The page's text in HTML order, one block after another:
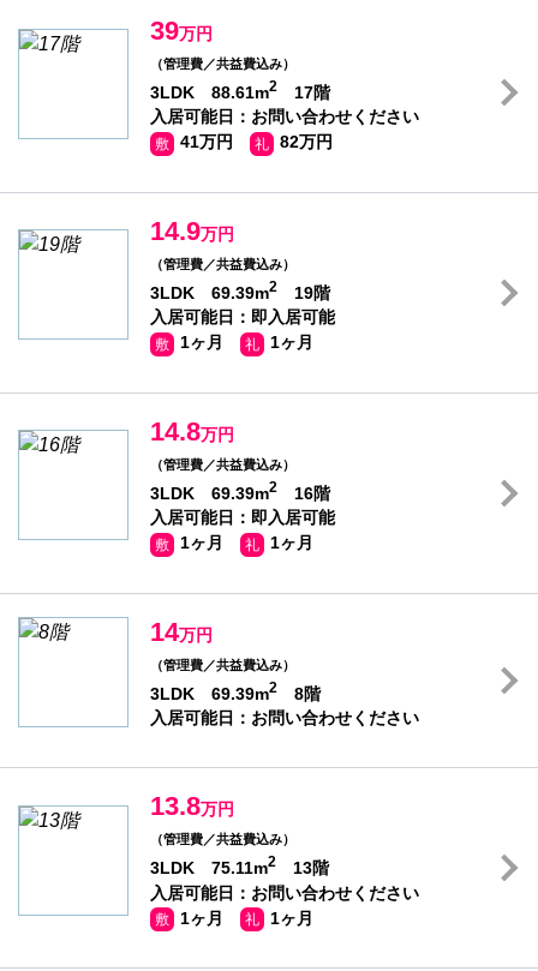
39万円
（管理費／共益費込み）
3LDK 88.61m2
17階
入居可能日：お問い合わせください
敷 41万円 礼 82万円
14.9万円
（管理費／共益費込み）
3LDK 69.39m2
19階
入居可能日：即入居可能
敷 1ヶ月 礼 1ヶ月
14.8万円
（管理費／共益費込み）
3LDK 69.39m2
16階
入居可能日：即入居可能
敷 1ヶ月 礼 1ヶ月
14万円
（管理費／共益費込み）
3LDK 69.39m2
8階
入居可能日：お問い合わせください
13.8万円
（管理費／共益費込み）
3LDK 75.11m2
13階
入居可能日：お問い合わせください
敷 1ヶ月 礼 1ヶ月